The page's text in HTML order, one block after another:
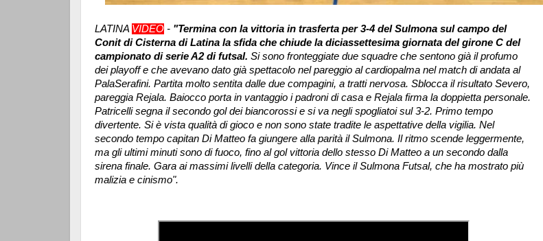
LATINA VIDEO - "Termina con la vittoria in trasferta per 3-4 del Sulmona sul campo del
Conit di Cisterna di Latina la sfida che chiude la diciassettesima giornata del girone C del
campionato di serie A2 di futsal. Si sono fronteggiate due squadre che sentono già il profumo
dei playoff e che avevano dato già spettacolo nel pareggio al cardiopalma nel match di andata al
PalaSerafini. Partita molto sentita dalle due compagini, a tratti nervosa. Sblocca il risultato Severo,
pareggia Rejala. Baiocco porta in vantaggio i padroni di casa e Rejala firma la doppietta personale.
Patricelli segna il secondo gol dei biancorossi e si va negli spogliatoi sul 3-2. Primo tempo
divertente. Si è vista qualità di gioco e non sono state tradite le aspettative della vigilia. Nel
secondo tempo capitan Di Matteo fa giungere alla parità il Sulmona. Il ritmo scende leggermente,
ma gli ultimi minuti sono di fuoco, fino al gol vittoria dello stesso Di Matteo a un secondo dalla
sirena finale. Gara ai massimi livelli della categoria. Vince il Sulmona Futsal, che ha mostrato più
malizia e cinismo".